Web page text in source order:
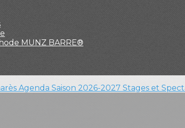
MUNZ BARRE®
Agenda Saison 2026-2027 Stages et